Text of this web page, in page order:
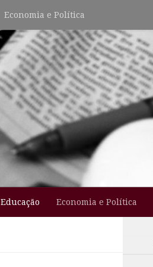
Economia e Política
Educação Economia e Política